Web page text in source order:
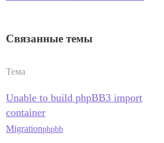
Связанные темы
Тема
Unable to build phpBB3 import
container
Migrationphpbb